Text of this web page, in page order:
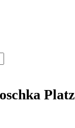
Platz